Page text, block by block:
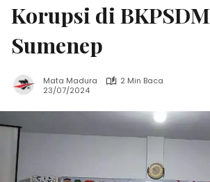
Korupsi di BKPSDM
Sumenep
Mata Madura
2 Min Baca
23/07/2024